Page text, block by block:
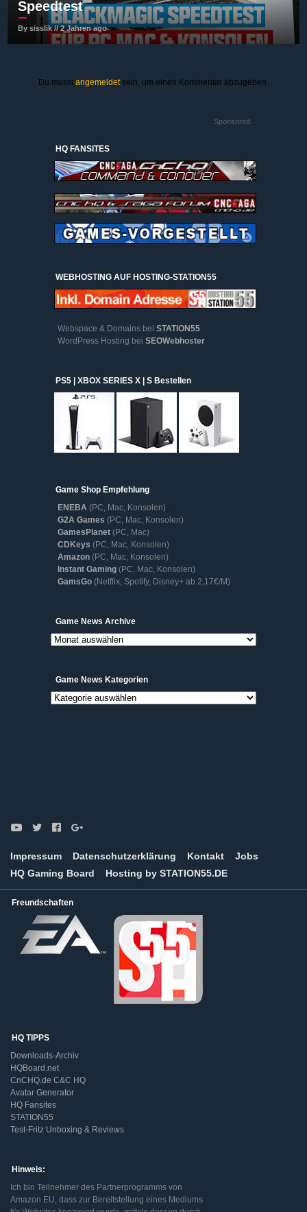
Speedtest
By sisslik // 2 Jahren ago
Du musst angemeldetsein, um einen Kommentar abzugeben.
Sponsored
HQ FANSITES
WEBHOSTING AUF HOSTING-STATION55
Webspace & Domains bei STATION55
WordPress Hosting bei SEOWebhoster
PS5 | XBOX SERIES X | S Bestellen
Game Shop Empfehlung
ENEBA (PC, Mac, Konsolen)
G2A Games (PC, Mac, Konsolen)
GamesPlanet (PC, Mac)
CDKeys (PC, Mac, Konsolen)
Amazon (PC, Mac, Konsolen)
Instant Gaming (PC, Mac, Konsolen)
GamsGo (Netflix, Spotify, Disney+ ab 2,17€/M)
Game News ArchiveGame
News
Archive
Game News Kategorien
Game
Impressum Datenschutzerklärung Kontakt
Jobs
HQ Gaming Board
Hosting by STATION55.DE
Freundschaften
HQ TIPPS
Downloads-Archiv
HQBoard.net
CnCHQ.de C&C HQ
Avatar Generator
HQ Fansites
STATION55
Test-Fritz Unboxing & Reviews
Hinweis:
Ich bin Teilnehmer des Partnerprogramms von
Amazon EU, dass zur Bereitstellung eines Mediums